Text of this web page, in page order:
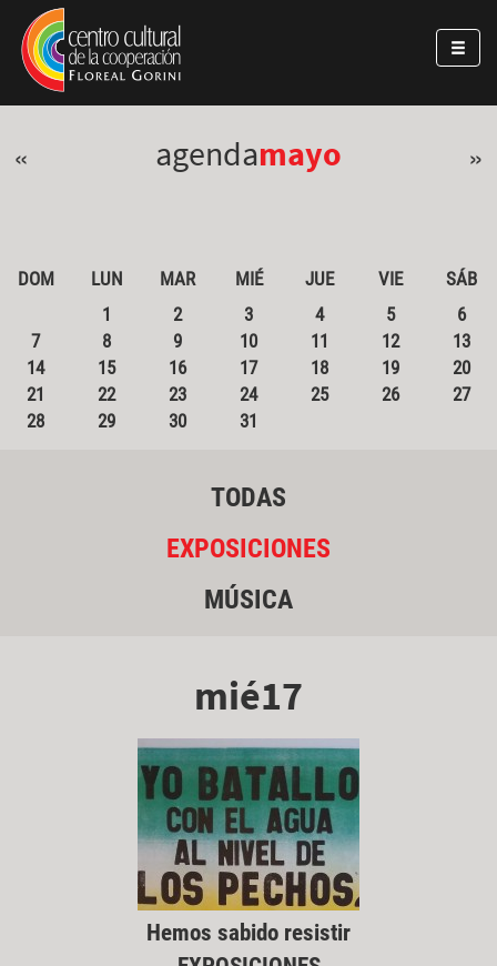
Pasar al contenido principal
Jump to main content
« agendamayo »
DOM LUN MAR MIÉ JUE VIE
SÁB
1
2 3 4 5
6
7
8 9 10 11 12
13
14
15 16 17 18 19
20
21
22 23 24 25 26
27
28
29 30 31
TODAS
EXPOSICIONES
MÚSICA
mié17
Hemos sabido resistir